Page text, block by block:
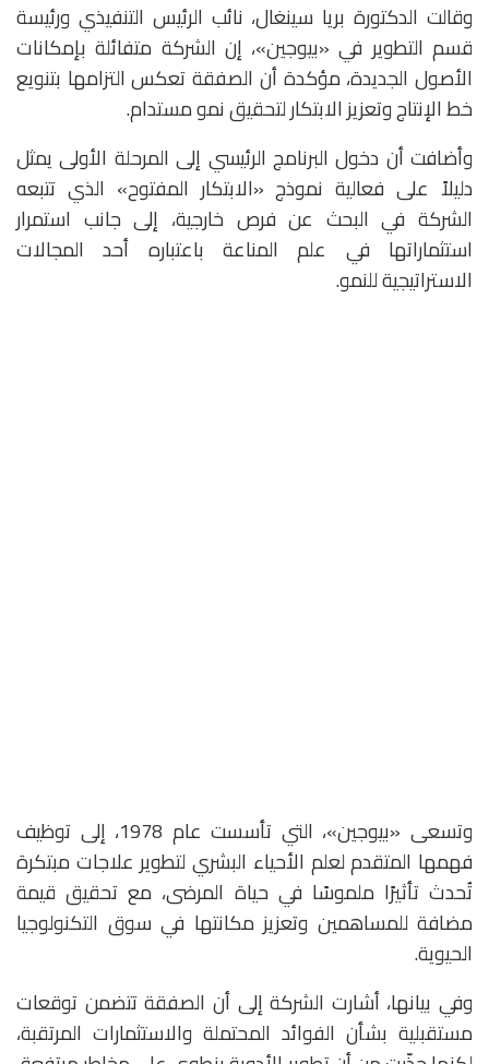
وقالت الدكتورة بريا سينغال، نائب الرئيس التنفيذي ورئيسة
قسم التطوير في «بيوجين»، إن الشركة متفائلة بإمكانات
الأصول الجديدة، مؤكدة أن الصفقة تعكس التزامها بتنويع
خط الإنتاج وتعزيز الابتكار لتحقيق نمو مستدام.
وأضافت أن دخول البرنامج الرئيسي إلى المرحلة الأولى يمثل
دليلاً على فعالية نموذج «الابتكار المفتوح» الذي تتبعه
الشركة في البحث عن فرص خارجية، إلى جانب استمرار
استثماراتها في علم المناعة باعتباره أحد المجالات
الاستراتيجية للنمو.
وتسعى «بيوجين»، التي تأسست عام 1978، إلى توظيف
فهمها المتقدم لعلم الأحياء البشري لتطوير علاجات مبتكرة
تُحدث تأثيرًا ملموسًا في حياة المرضى، مع تحقيق قيمة
مضافة للمساهمين وتعزيز مكانتها في سوق التكنولوجيا
الحيوية.
وفي بيانها، أشارت الشركة إلى أن الصفقة تتضمن توقعات
مستقبلية بشأن الفوائد المحتملة والاستثمارات المرتقبة،